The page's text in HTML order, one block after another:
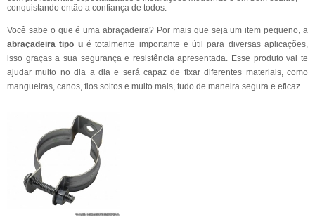
conquistando então a confiança de todos.
Você sabe o que é uma abraçadeira? Por mais que seja um item pequeno, a
abraçadeira tipo ué totalmente importante e útil para diversas aplicações,
isso graças a sua segurança e resistência apresentada. Esse produto vai te
ajudar muito no dia a dia e será capaz de fixar diferentes materiais, como
mangueiras, canos, fios soltos e muito mais, tudo de maneira segura e eficaz.